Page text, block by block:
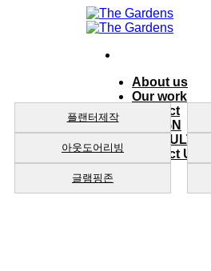
About us
Our work
product
DESIGN
CONSULTING
Contact Us
플랜터제작
아웃도어리빙
글램핑존